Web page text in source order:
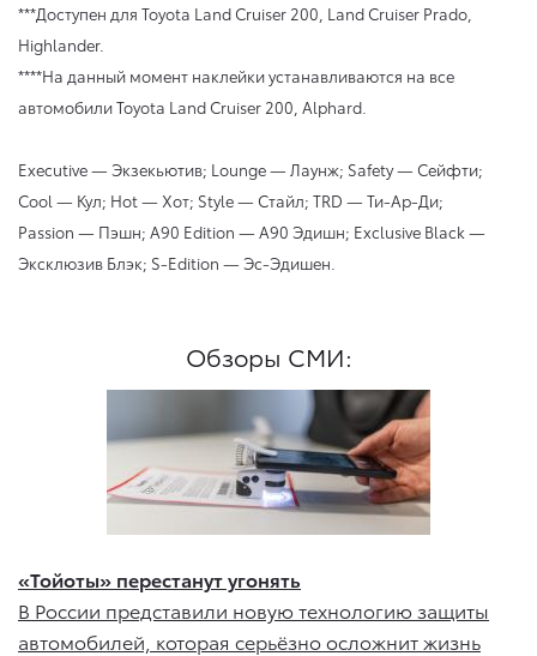
***Доступен для Toyota Land Cruiser 200, Land Cruiser Prado,
Highlander.
****На данный момент наклейки устанавливаются на все
автомобили Toyota Land Cruiser 200, Alphard.
Executive — Экзекьютив; Lounge — Лаунж; Safety — Сейфти;
Cool — Кул; Hot — Хот; Style — Стайл; TRD — Ти-Ар-Ди;
Passion — Пэшн; A90 Edition — A90 Эдишн; Exclusive Black —
Эксклюзив Блэк; S-Edition — Эс-Эдишен.
Обзоры СМИ:
«Тойоты» перестанут угонять
В России представили новую технологию защиты
автомобилей, которая серьёзно осложнит жизнь